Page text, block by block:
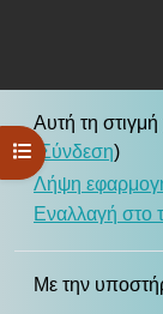
Άνοιγμα
Αυτή τη
Σύνδεση)
Λήψη
Εναλλαγή στο
Με την